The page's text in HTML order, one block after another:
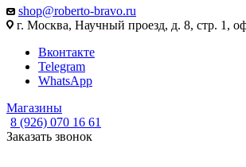
shop@roberto-bravo.ru
г. Москва, Научный проезд, д. 8, стр. 1,
Вконтакте
Telegram
WhatsApp
Магазины
8 (926) 070 16 61
Заказать звонок